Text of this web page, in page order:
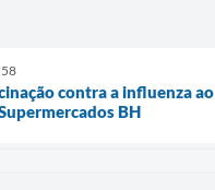
contra a influenza ao
BH